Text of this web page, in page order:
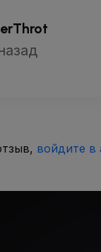
войдите в